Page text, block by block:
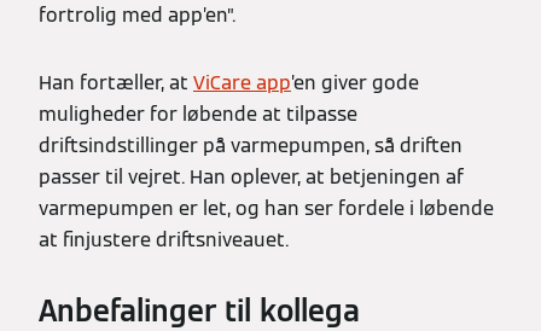
fortrolig med app’en”.
Han fortæller, at ViCare app’en giver gode
muligheder for løbende at tilpasse
driftsindstillinger på varmepumpen, så driften
passer til vejret. Han oplever, at betjeningen af
varmepumpen er let, og han ser fordele i løbende
at finjustere driftsniveauet.
Anbefalinger til kollega